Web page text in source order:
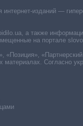
изданий —
а также
на портале
Согласно